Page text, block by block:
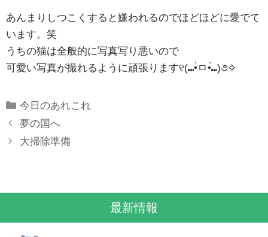
あんまりしつこくすると嫌われるのでほどほどに愛でて
います。笑
うちの猫は全般的に写真写り悪いので
可愛い写真が撮れるように頑張ります୧(⑉•̀ㅁ•́⑉)૭✧
Categories
今日のあれこれ
夢の国へ
大掃除準備
最新情報